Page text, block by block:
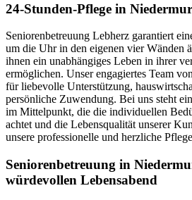
24-Stunden-Pflege in
Seniorenbetreuung Lebherz garantiert
um die Uhr in den eigenen vier Wänden
ihnen ein unabhängiges Leben in ihrer
ermöglichen. Unser engagiertes Team
für liebevolle Unterstützung,
persönliche Zuwendung. Bei uns steht
im Mittelpunkt, die die individuellen
achtet und die Lebensqualität unserer
unsere professionelle und herzliche
Senioren­betreuung in
würdevollen Lebensabend